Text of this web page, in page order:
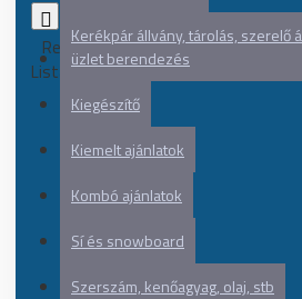
Kerékpár állvány, tárolás, szerelő
üzlet berendezés
Kiegészítő
Kiemelt ajánlatok
Kombó ajánlatok
Sí és snowboard
Szerszám, kenőagyag, olaj, stb
Rendezés:
Listázás: